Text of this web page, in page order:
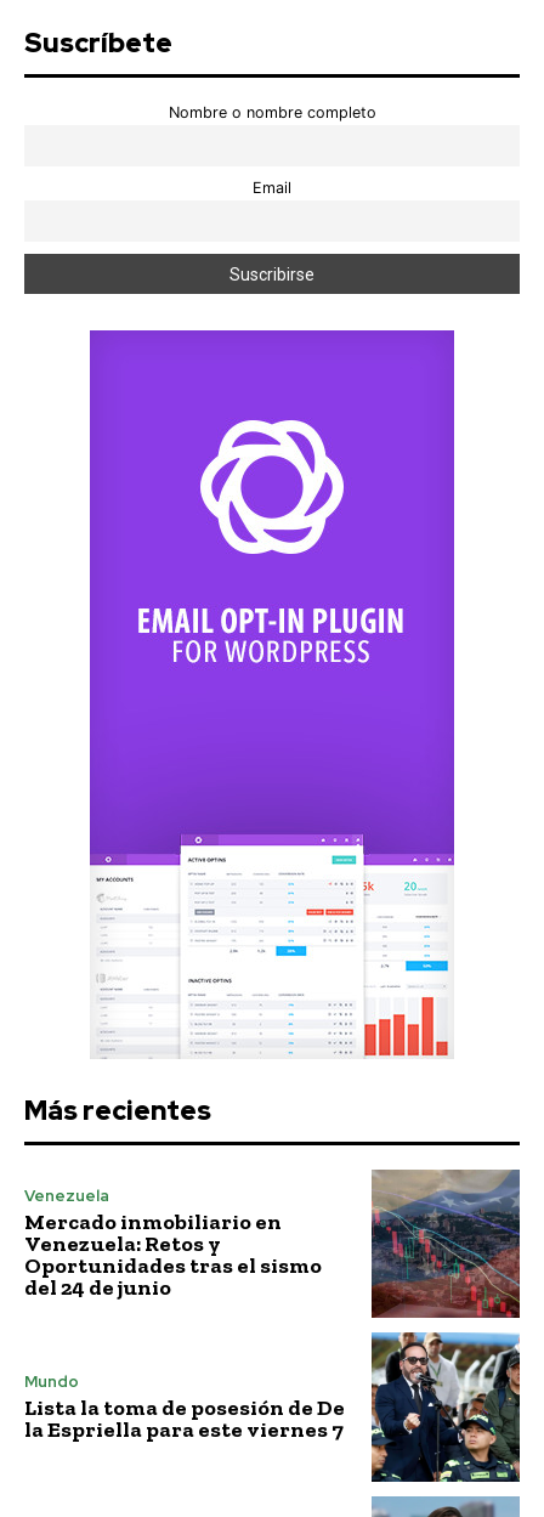
Suscríbete
Nombre o nombre completo
Email
Más recientes
Venezuela
Mercado inmobiliario en
Venezuela: Retos y
Oportunidades tras el sismo
del 24 de junio
Mundo
Lista la toma de posesión de De
la Espriella para este viernes 7